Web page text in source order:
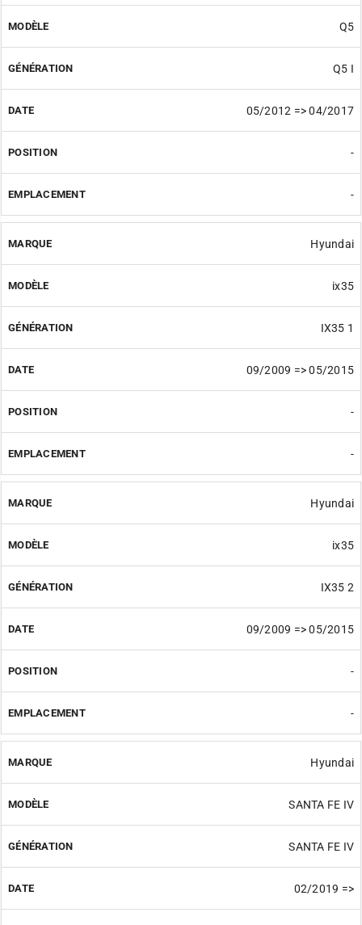
Q5
Q5 I
05/2012 => 04/2017
-
-
Hyundai
ix35
IX35 1
09/2009 => 05/2015
-
-
Hyundai
ix35
IX35 2
09/2009 => 05/2015
-
-
Hyundai
SANTA FE IV
SANTA FE IV
02/2019 =>